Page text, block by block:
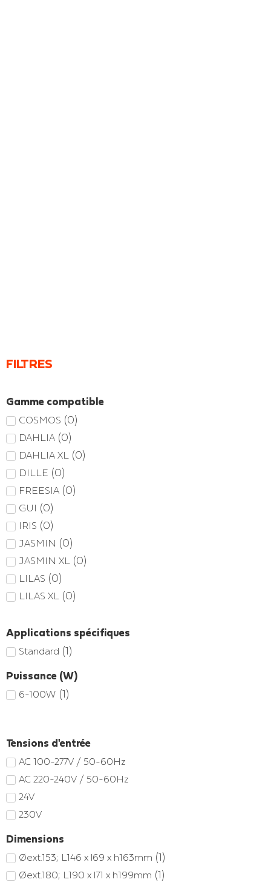
FILTRES
Gamme compatible
COSMOS (0)
DAHLIA (0)
DAHLIA XL (0)
DILLE (0)
FREESIA (0)
GUI (0)
IRIS (0)
JASMIN (0)
JASMIN XL (0)
LILAS (0)
LILAS XL (0)
Applications spécifiques
Standard (1)
Puissance (W)
6-100W (1)
Tensions d'entrée
AC 100-277V / 50-60Hz
AC 220-240V / 50-60Hz
24V
230V
Dimensions
Øext.153; L146 x l69 x h163mm (1)
Øext.180; L190 x l71 x h199mm (1)